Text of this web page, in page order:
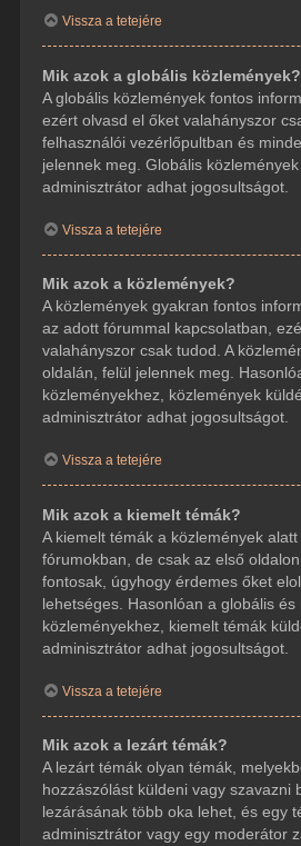
Vissza a tetejére
Mik azok a globális közlemények?
A globális közlemények fontos
ezért olvasd el őket valahányszor
felhasználói vezérlőpultban és
jelennek meg. Globális
adminisztrátor adhat jogosultságot.
Vissza a tetejére
Mik azok a közlemények?
A közlemények gyakran fontos
az adott fórummal kapcsolatban,
valahányszor csak tudod. A
oldalán, felül jelennek meg.
közleményekhez, közlemények
adminisztrátor adhat jogosultságot.
Vissza a tetejére
Mik azok a kiemelt témák?
A kiemelt témák a közlemények
fórumokban, de csak az első
fontosak, úgyhogy érdemes őket
lehetséges. Hasonlóan a globális és
közleményekhez, kiemelt témák
adminisztrátor adhat jogosultságot.
Vissza a tetejére
Mik azok a lezárt témák?
A lezárt témák olyan témák,
hozzászólást küldeni vagy szavazni
lezárásának több oka lehet, és egy
adminisztrátor vagy egy moderátor